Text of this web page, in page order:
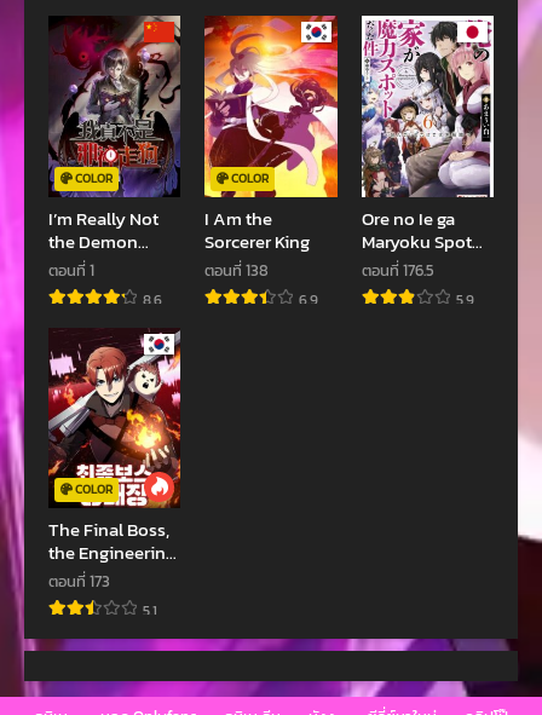
ตอนที่ 5
กรกฎาคม 29, 2022
ตอนที่ 4
กรกฎาคม 29, 2022
ตอนที่ 3
กรกฎาคม 28, 2022
ตอนที่ 2
กรกฎาคม 28, 2022
ตอนที่ 1
กรกฎาคม 28, 2022
ตอนที่ 0
ธันวาคม 15, 2021
COLOR
I’m Really Not
the Demon
God’s Lackey
ตอนที่ 1
8.6
COLOR
I Am the
Sorcerer King
ตอนที่ 138
6.9
Ore no Ie ga
Maryoku Spot
Datta Ken
Sundeiru dake
de Sekai
ตอนที่ 176.5
5.9
COLOR
The Final Boss,
the Engineering
Leader
ตอนที่ 173
5.1